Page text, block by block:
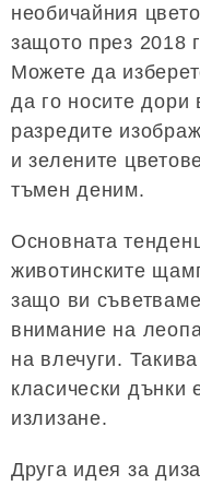
необичайния
защото през 2018
Можете да
да го носите дори
разредите
и зелените
тъмен деним.
Основната
животинските
защо ви
внимание на
на влечуги.
класически
излизане.
Друга идея за